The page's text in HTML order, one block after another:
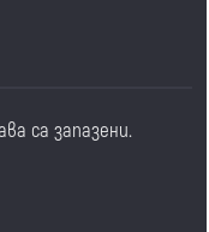
са запазени.